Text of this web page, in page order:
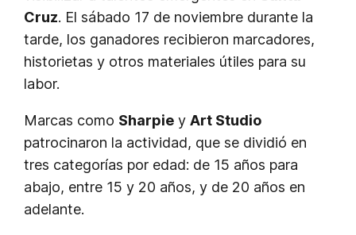
Cruz. El sábado 17 de noviembre durante la
tarde, los ganadores recibieron marcadores,
historietas y otros materiales útiles para su
labor.
Marcas como Sharpie yArt Studio
patrocinaron la actividad, que se dividió en
tres categorías por edad: de 15 años para
abajo, entre 15 y 20 años, y de 20 años en
adelante.